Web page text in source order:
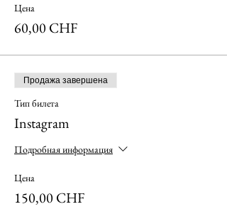
Цена
60,00 CHF
Продажа завершена
Тип билета
Instagram
Подробная информация
Цена
150,00 CHF